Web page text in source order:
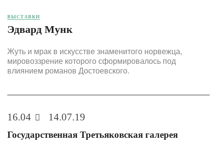
ВЫСТАВКИ
Эдвард Мунк
Жуть и мрак в искусстве знаменитого норвежца,
мировоззрение которого сформировалось под
влиянием романов Достоевского.
16.04 14.07.19
Государственная Третьяковская галерея